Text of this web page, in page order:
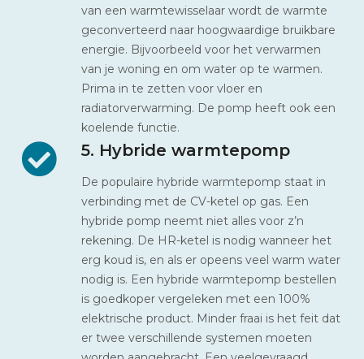
van een warmtewisselaar wordt de warmte
geconverteerd naar hoogwaardige bruikbare
energie. Bijvoorbeeld voor het verwarmen
van je woning en om water op te warmen.
Prima in te zetten voor vloer en
radiatorverwarming. De pomp heeft ook een
koelende functie.
5. Hybride warmtepomp
De populaire hybride warmtepomp staat in
verbinding met de CV-ketel op gas. Een
hybride pomp neemt niet alles voor z’n
rekening. De HR-ketel is nodig wanneer het
erg koud is, en als er opeens veel warm water
nodig is. Een hybride warmtepomp bestellen
is goedkoper vergeleken met een 100%
elektrische product. Minder fraai is het feit dat
er twee verschillende systemen moeten